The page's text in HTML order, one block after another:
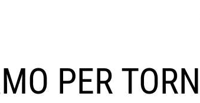
PER